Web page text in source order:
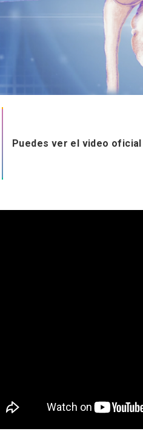
Puedes ver el video